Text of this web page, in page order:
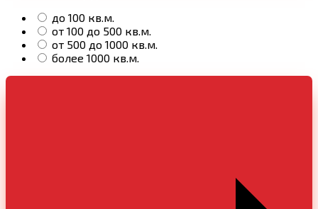
до 100 кв.м.
от 100 до 500 кв.м.
от 500 до 1000 кв.м.
более 1000 кв.м.